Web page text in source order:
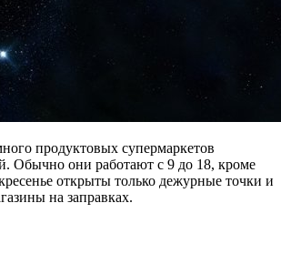
продуктовых супермаркетов
Обычно они работают с 9 до 18, кроме
открыты только дежурные точки и
на заправках.